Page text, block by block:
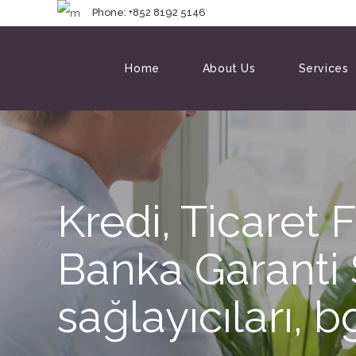
Phone: +852 8192
Home About Us Services
Kredi, Ticaret
Banka Garanti
sağlayıcıları,